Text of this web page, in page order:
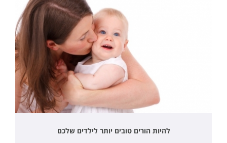
להיות הורים טובים יותר לילדים שלכם